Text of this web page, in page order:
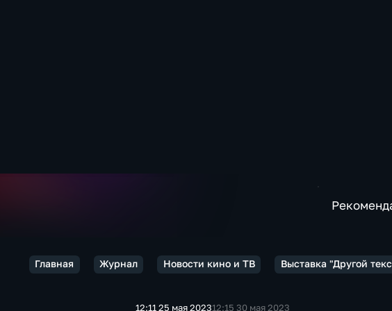
Главная Журнал Новости кино и ТВ Выставка "Другой
12:11 25 мая 202312:15 30 мая 2023